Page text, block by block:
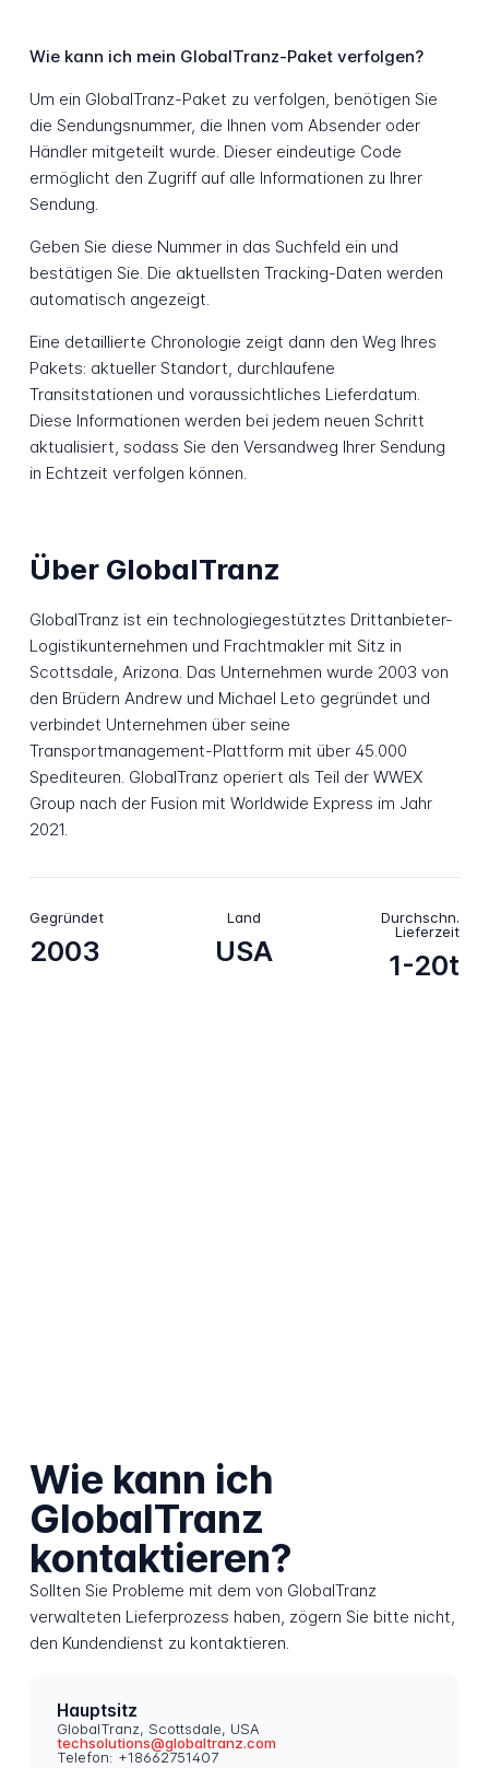
Wie kann ich mein GlobalTranz-Paket verfolgen?
Um ein GlobalTranz-Paket zu verfolgen, benötigen Sie
die Sendungsnummer, die Ihnen vom Absender oder
Händler mitgeteilt wurde. Dieser eindeutige Code
ermöglicht den Zugriff auf alle Informationen zu Ihrer
Sendung.
Geben Sie diese Nummer in das Suchfeld ein und
bestätigen Sie. Die aktuellsten Tracking-Daten werden
automatisch angezeigt.
Eine detaillierte Chronologie zeigt dann den Weg Ihres
Pakets: aktueller Standort, durchlaufene
Transitstationen und voraussichtliches Lieferdatum.
Diese Informationen werden bei jedem neuen Schritt
aktualisiert, sodass Sie den Versandweg Ihrer Sendung
in Echtzeit verfolgen können.
Über GlobalTranz
GlobalTranz ist ein technologiegestütztes Drittanbieter-
Logistikunternehmen und Frachtmakler mit Sitz in
Scottsdale, Arizona. Das Unternehmen wurde 2003 von
den Brüdern Andrew und Michael Leto gegründet und
verbindet Unternehmen über seine
Transportmanagement-Plattform mit über 45.000
Spediteuren. GlobalTranz operiert als Teil der WWEX
Group nach der Fusion mit Worldwide Express im Jahr
2021.
Gegründet
2003
Land
USA
Durchschn.
Lieferzeit
1-20t
Wie kann ich
GlobalTranz
kontaktieren?
Sollten Sie Probleme mit dem von GlobalTranz
verwalteten Lieferprozess haben, zögern Sie bitte nicht,
den Kundendienst zu kontaktieren.
Hauptsitz
GlobalTranz, Scottsdale, USA
techsolutions@globaltranz.com
Telefon: +18662751407